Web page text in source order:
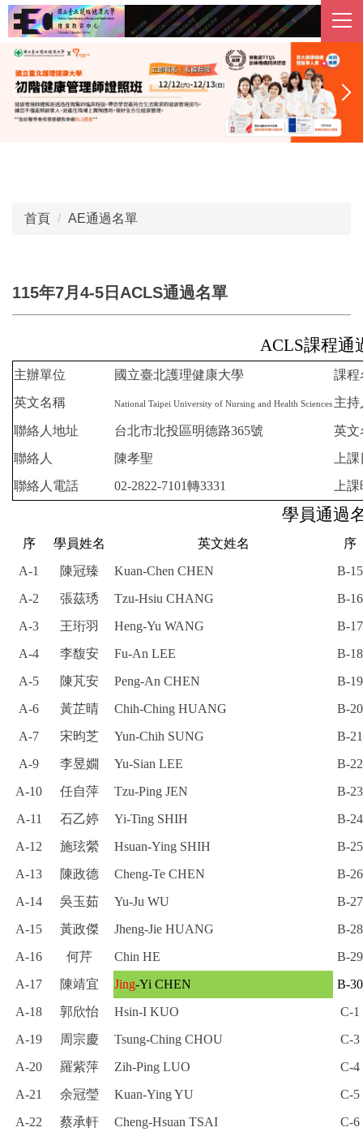
跳
到
主
要
內
容
首頁 AE通過名單
115年7月4-5日ACLS通過名單
ACLS課程通
主辦單位 國立臺北護理健康大學
課程
英文名稱
National Taipei University of Nursing and Health Sciences 主持
聯絡人地址 台北市北投區明德路365號
英文
聯絡人
陳孝聖
上
聯絡人電話
02-2822-7101轉3331 上
學員通過
序 學員姓名 英文姓名
序
A-1
陳冠臻 Kuan-Chen CHEN
B-15
A-2
張茲琇 Tzu-Hsiu CHANG
B-16
A-3
王珩羽 Heng-Yu WANG
B-17
A-4
李馥安 Fu-An LEE
B-18
A-5
陳芃安 Peng-An CHEN
B-19
A-6
黃芷晴 Chih-Ching HUANG
B-20
A-7
宋昀芝 Yun-Chih SUNG
B-21
A-9
李昱嫺 Yu-Sian LEE
B-22
A-10
任自萍 Tzu-Ping JEN
B-23
A-11
石乙婷 Yi-Ting SHIH
B-24
A-12
施玹縈 Hsuan-Ying SHIH
B-25
A-13
陳政德 Cheng-Te CHEN
B-26
A-14
吳玉茹 Yu-Ju WU
B-27
A-15
黃政傑 Jheng-Jie HUANG
B-28
A-16
何芹 Chin HE
B-29
A-17
陳靖宜 Jing-Yi CHEN
B-30
A-18
郭欣怡 Hsin-I KUO
C-1
A-19
周宗慶 Tsung-Ching CHOU
C-3
A-20
羅紫萍 Zih-Ping LUO
C-4
A-21
余冠瑩 Kuan-Ying YU
C-5
A-22
蔡承軒 Cheng-Hsuan TSAI
C-6